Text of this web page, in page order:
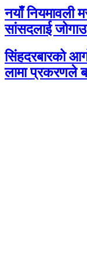
नयाँ नियमावली
सांसदलाई
सिंहदरबारको
लामा प्रकरणले